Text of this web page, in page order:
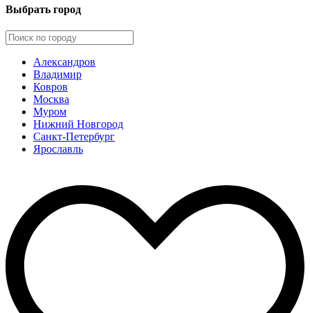
Выбрать город
Александров
Владимир
Ковров
Москва
Муром
Нижний Новгород
Санкт-Петербург
Ярославль